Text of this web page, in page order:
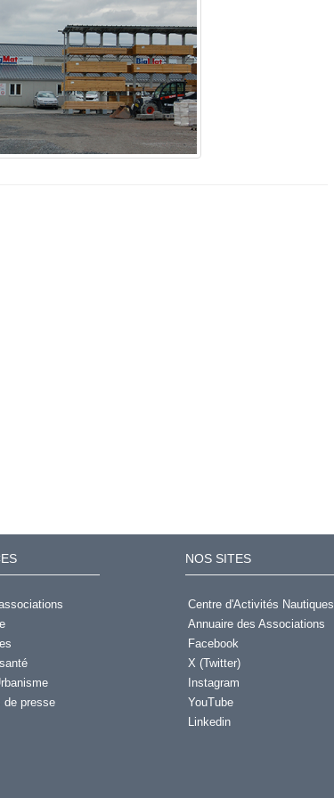
de presse
NOS SITES
Centre d'Activités Nautiques
Annuaire des Associations
Facebook
X (Twitter)
Instagram
YouTube
Linkedin